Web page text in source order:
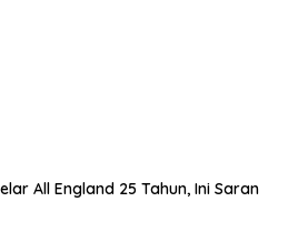
All England 25 Tahun, Ini Saran